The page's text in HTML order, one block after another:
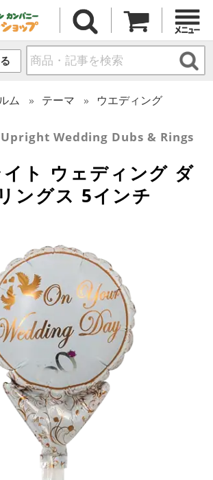
ム テーマ
ウエディング
Wedding Dubs & Rings
ト ウェディング ダ
ングス 5インチ